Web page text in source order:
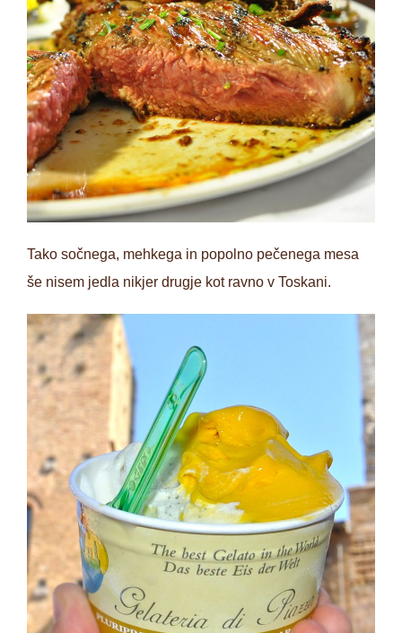
Tako sočnega, mehkega in popolno pečenega mesa
še nisem jedla nikjer drugje kot ravno v Toskani.